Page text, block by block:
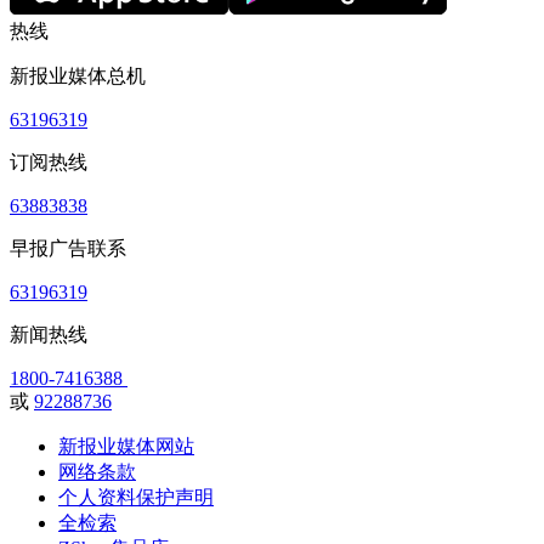
热线
新报业媒体总机
63196319
订阅热线
63883838
早报广告联系
63196319
新闻热线
1800-7416388
或 92288736
新报业媒体网站
网络条款
个人资料保护声明
全检索